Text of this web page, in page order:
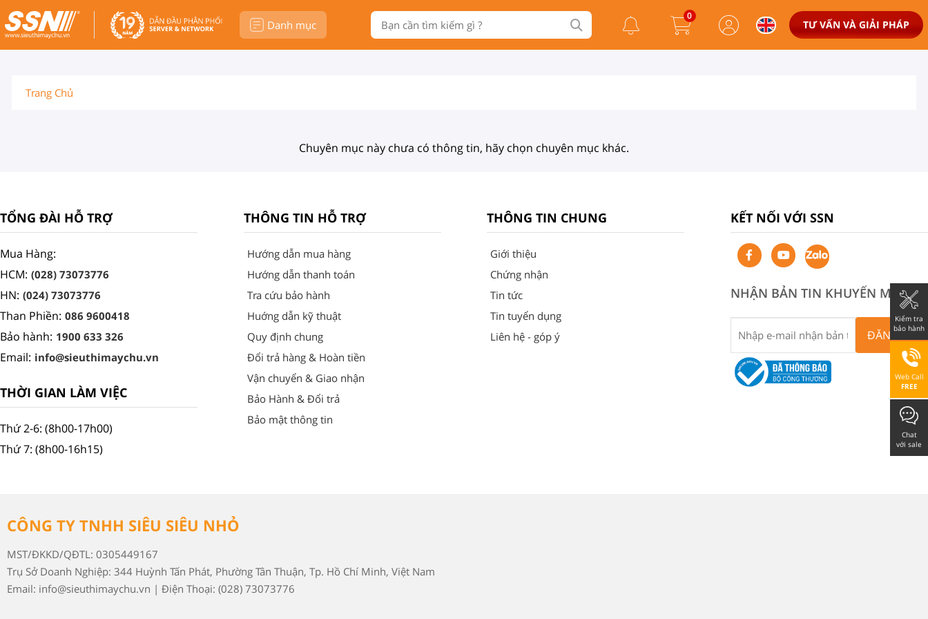
Danh mục
0
TƯ VẤN VÀ GIẢI PHÁP
Trang Chủ
Chuyên mục này chưa có thông tin, hãy chọn chuyên mục khác.
TỔNG ĐÀI HỖ TRỢ
Mua Hàng:
HCM: (028) 73073776
HN: (024) 73073776
Than Phiền: 086 9600418
Bảo hành: 1900 633 326
Email: info@sieuthimaychu.vn
THỜI GIAN LÀM VIỆC
Thứ 2-6: (8h00-17h00)
Thứ 7: (8h00-16h15)
THÔNG TIN HỖ TRỢ
Hướng dẫn mua hàng
Hướng dẫn thanh toán
Tra cứu bảo hành
Huớng dẫn kỹ thuật
Quy định chung
Đổi trả hàng & Hoàn tiền
Vận chuyển & Giao nhận
Bảo Hành & Đổi trả
Bảo mật thông tin
THÔNG TIN CHUNG
Giới thiệu
Chứng nhận
Tin tức
Tin tuyển dụng
Liên hệ - góp ý
KẾT NỐI VỚI SSN
NHẬN BẢN TIN KHUYẾN MÃI
ĐĂNG KÝ
Kiểm tra
bảo hành
Web Call
FREE
Chat
với sale
CÔNG TY TNHH SIÊU SIÊU NHỎ
MST/ĐKKD/QĐTL: 0305449167
Trụ Sở Doanh Nghiệp: 344 Huỳnh Tấn Phát, Phường Tân Thuận, Tp. Hồ Chí Minh, Việt Nam
Email: info@sieuthimaychu.vn | Điện Thoại: (028) 73073776